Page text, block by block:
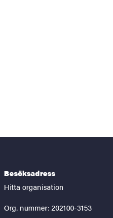
Besöksadress
Hitta organisation
Org. nummer: 202100-3153